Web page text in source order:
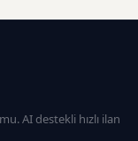
AI destekli hızlı ilan